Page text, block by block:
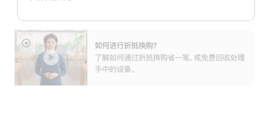
划：
如何进行折抵换购？
了解如何通过折抵换购省一笔，或免费回收处理
手中的设备。
展